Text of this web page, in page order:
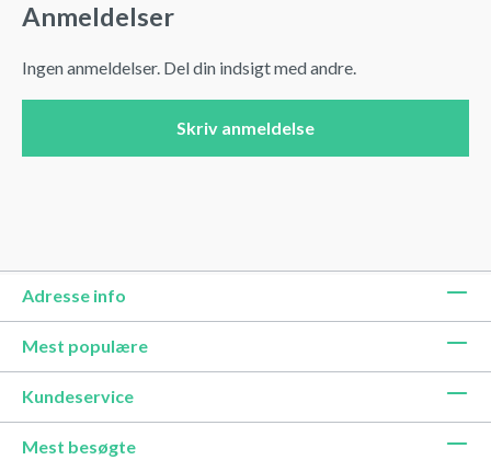
Anmeldelser
Ingen anmeldelser. Del din indsigt med andre.
Skriv anmeldelse
Adresse info
Mest populære
Kundeservice
Mest besøgte